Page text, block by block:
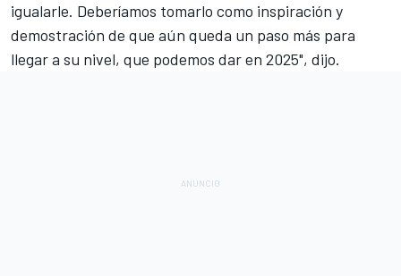
igualarle. Deberíamos tomarlo como inspiración y
demostración de que aún queda un paso más para
llegar a su nivel, que podemos dar en 2025", dijo.